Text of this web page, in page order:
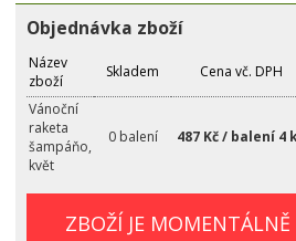
Objednávka zboží
Název
zboží
Skladem Cena vč. DPH
Vánoční
raketa
šampáňo,
květ
0 balení 487 Kč / balení 4
ZBOŽÍ JE